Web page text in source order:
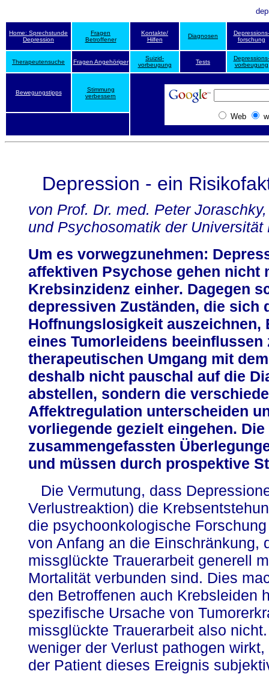
Home: Sprechstunde
Depression
Fragen
Betroffener
Kontakte/
Hilfen
Diagnosen
Depressions-
forschung
Therapeutensuche Fragen Angehöriger
Suizid-
vorbeugung
Tests
Depressions-
vorbeugung
Bewegungstipps
Stimmung
verbessern
Web
Depression - ein
von Prof. Dr. med. Peter
und Psychosomatik der Universität
Um es vorwegzunehmen:
affektiven Psychose gehen nicht
Krebsinzidenz einher. Dagegen
depressiven Zuständen, die sich
Hoffnungslosigkeit auszeichnen,
eines Tumorleidens beeinflussen
therapeutischen Umgang mit
deshalb nicht pauschal auf die
abstellen, sondern die
Affektregulation unterscheiden
vorliegende gezielt eingehen.
zusammengefassten
und müssen durch prospektive
Die Vermutung, dass
Verlustreaktion) die
die psychoonkologische
von Anfang an die Einschränkung,
missglückte Trauerarbeit generell
Mortalität verbunden sind. Dies
den Betroffenen auch Krebsleiden
spezifische Ursache von
missglückte Trauerarbeit also
weniger der Verlust pathogen
der Patient dieses Ereignis